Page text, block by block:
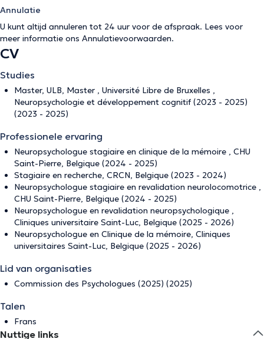
Annulatie
U kunt altijd annuleren tot 24 uur voor de afspraak. Lees voor
meer informatie ons Annulatievoorwaarden.
CV
Studies
Master, ULB, Master , Université Libre de Bruxelles ,
Neuropsychologie et développement cognitif (2023 - 2025)
(2023 - 2025)
Professionele ervaring
Neuropsychologue stagiaire en clinique de la mémoire , CHU
Saint-Pierre, Belgique (2024 - 2025)
Stagiaire en recherche, CRCN, Belgique (2023 - 2024)
Neuropsychologue stagiaire en revalidation neurolocomotrice ,
CHU Saint-Pierre, Belgique (2024 - 2025)
Neuropsychologue en revalidation neuropsychologique ,
Cliniques universitaire Saint-Luc, Belgique (2025 - 2026)
Neuropsychologue en Clinique de la mémoire, Cliniques
universitaires Saint-Luc, Belgique (2025 - 2026)
Lid van organisaties
Commission des Psychologues (2025) (2025)
Talen
Frans
Nuttige links